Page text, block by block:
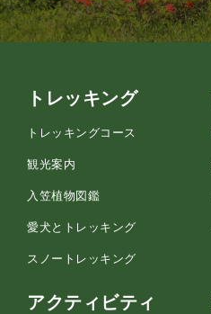
トレッキング
トレッキングコース
観光案内
入笠植物図鑑
愛犬とトレッキング
スノートレッキング
アクティビティ